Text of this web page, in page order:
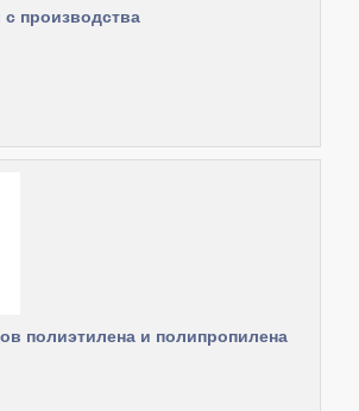
производства
полиэтилена и полипропилена